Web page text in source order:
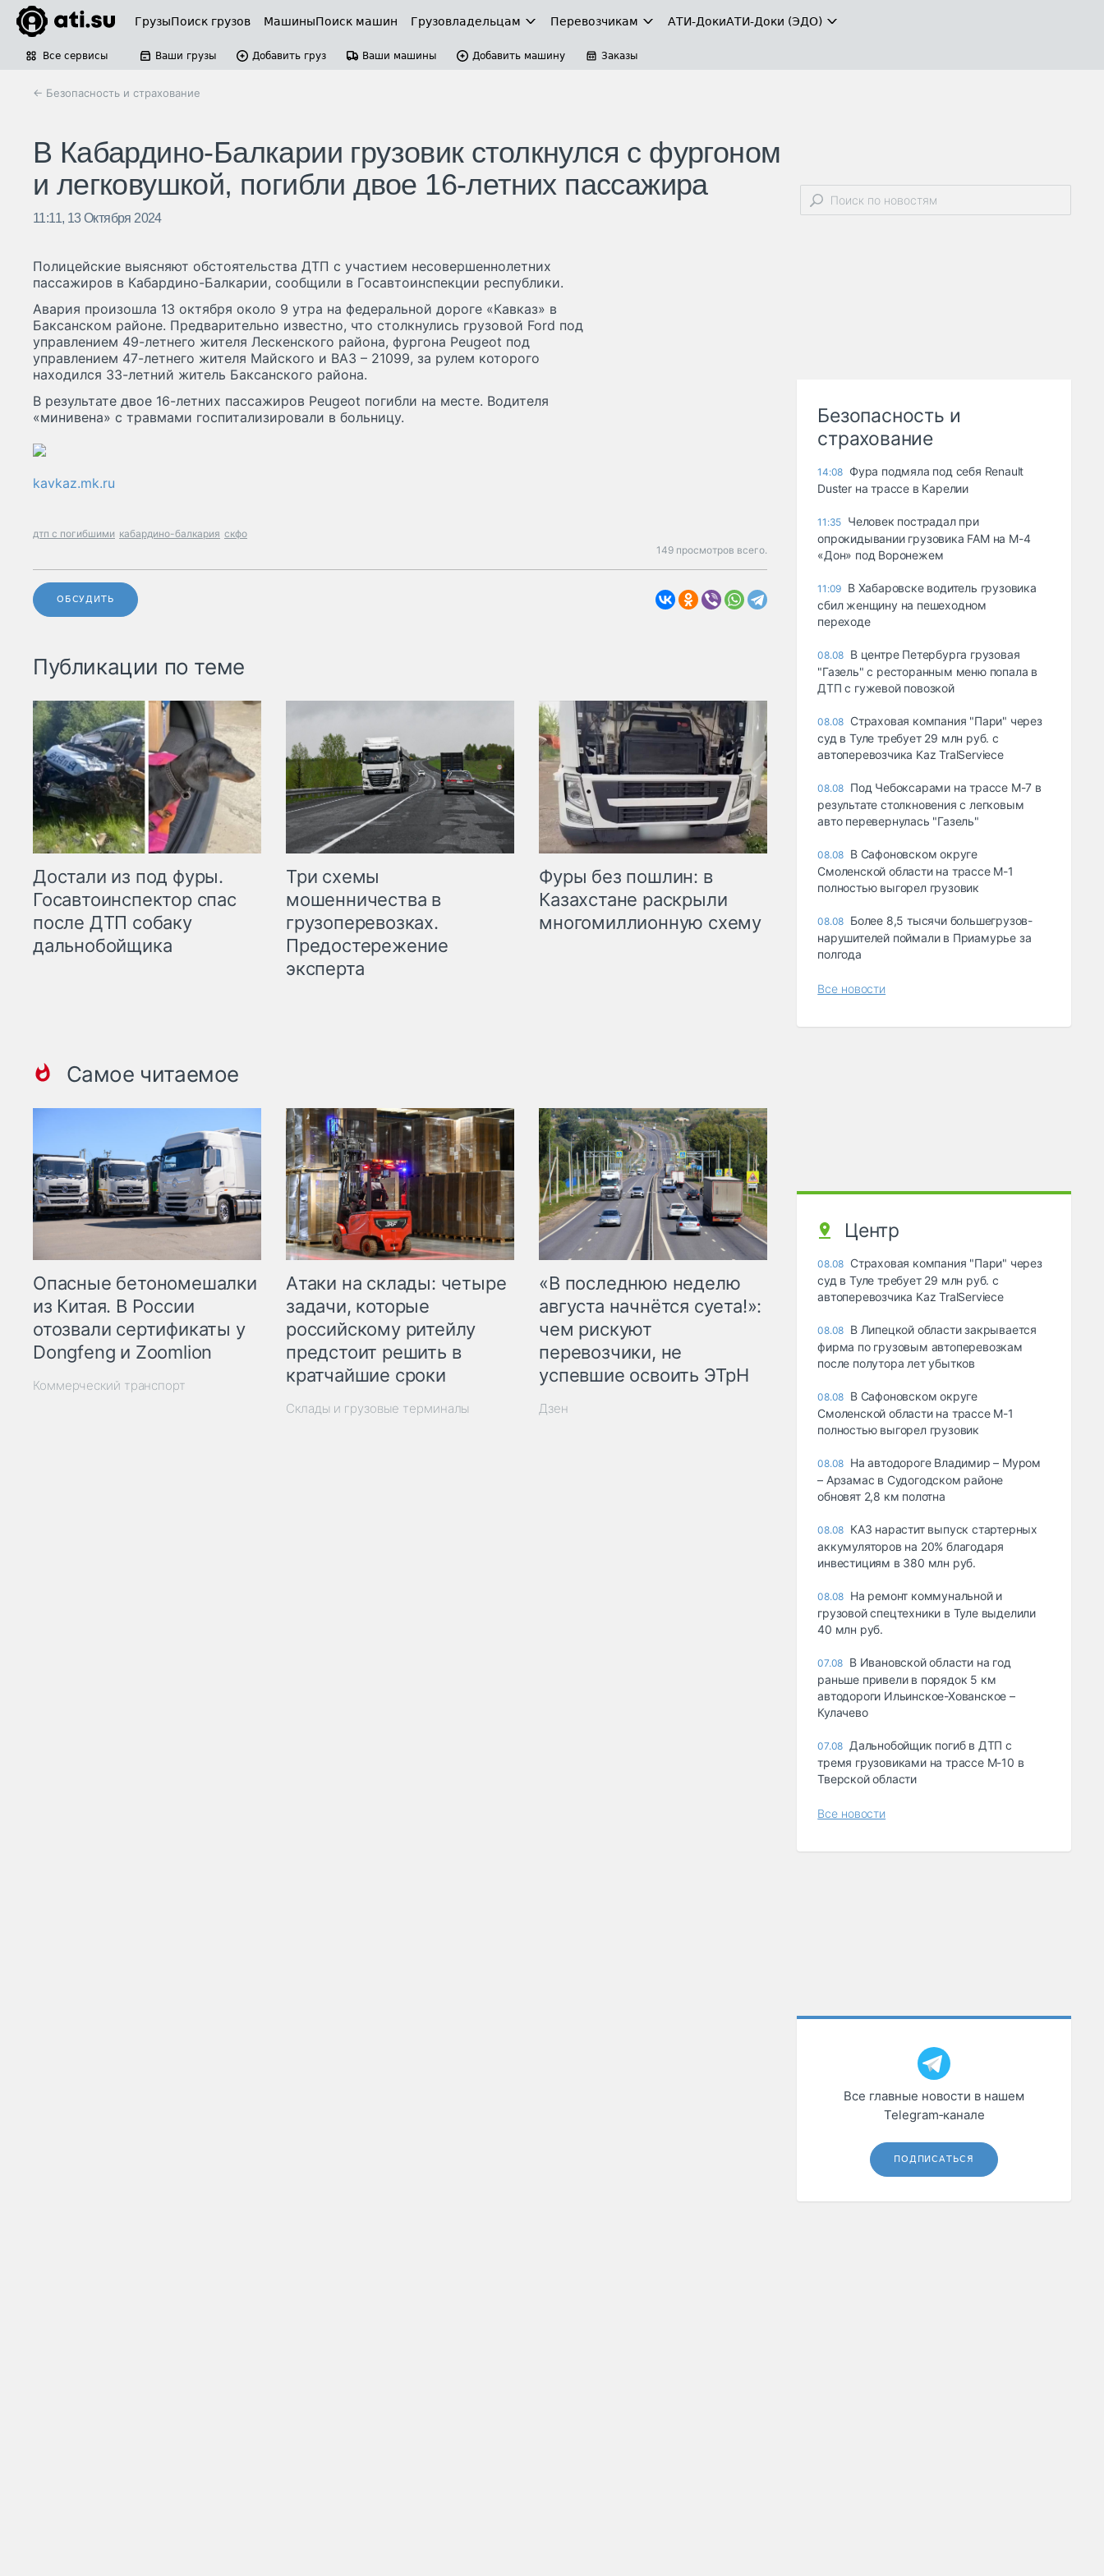
ГрузыПоиск грузов МашиныПоиск машин Грузовладельцам Перевозчикам АТИ-ДокиАТИ-Доки (ЭДО)
Все сервисы Ваши грузы Добавить груз Ваши машины Добавить машину Заказы
← Безопасность и страхование
В Кабардино-Балкарии грузовик столкнулся с фургоном
и легковушкой, погибли двое 16-летних пассажира
11:11, 13 Октября 2024
Полицейские выясняют обстоятельства ДТП с участием несовершеннолетних
пассажиров в Кабардино-Балкарии, сообщили в Госавтоинспекции республики.
Авария произошла 13 октября около 9 утра на федеральной дороге «Кавказ» в
Баксанском районе. Предварительно известно, что столкнулись грузовой Ford под
управлением 49-летнего жителя Лескенского района, фургона Peugeot под
управлением 47-летнего жителя Майского и ВАЗ – 21099, за рулем которого
находился 33-летний житель Баксанского района.
В результате двое 16-летних пассажиров Peugeot погибли на месте. Водителя
«минивена» с травмами госпитализировали в больницу.
kavkaz.mk.ru
дтп с погибшими кабардино-балкария скфо
149 просмотров всего.
ОБСУДИТЬ
Публикации по теме
Достали из под фуры.
Госавтоинспектор спас
после ДТП собаку
дальнобойщика
Три схемы
мошенничества в
грузоперевозках.
Предостережение
эксперта
Фуры без пошлин: в
Казахстане раскрыли
многомиллионную схему
Самое читаемое
Опасные бетономешалки
из Китая. В России
отозвали сертификаты у
Dongfeng и Zoomlion
Коммерческий транспорт
Атаки на склады: четыре
задачи, которые
российскому ритейлу
предстоит решить в
кратчайшие сроки
Склады и грузовые терминалы
«В последнюю неделю
августа начнётся суета!»:
чем рискуют
перевозчики, не
успевшие освоить ЭТрН
Дзен
Безопасность и
страхование
14:08 Фура подмяла под себя Renault
Duster на трассе в Карелии
11:35 Человек пострадал при
опрокидывании грузовика FAM на М-4
«Дон» под Воронежем
11:09 В Хабаровске водитель грузовика
сбил женщину на пешеходном
переходе
08.08 В центре Петербурга грузовая
"Газель" с ресторанным меню попала в
ДТП с гужевой повозкой
08.08 Страховая компания "Пари" через
суд в Туле требует 29 млн руб. с
автоперевозчика Kaz TralServiece
08.08 Под Чебоксарами на трассе М-7 в
результате столкновения с легковым
авто перевернулась "Газель"
08.08 В Сафоновском округе
Смоленской области на трассе М-1
полностью выгорел грузовик
08.08 Более 8,5 тысячи большегрузов-
нарушителей поймали в Приамурье за
полгода
Все новости
Центр
08.08 Страховая компания "Пари" через
суд в Туле требует 29 млн руб. с
автоперевозчика Kaz TralServiece
08.08 В Липецкой области закрывается
фирма по грузовым автоперевозкам
после полутора лет убытков
08.08 В Сафоновском округе
Смоленской области на трассе М-1
полностью выгорел грузовик
08.08 На автодороге Владимир – Муром
– Арзамас в Судогодском районе
обновят 2,8 км полотна
08.08 КАЗ нарастит выпуск стартерных
аккумуляторов на 20% благодаря
инвестициям в 380 млн руб.
08.08 На ремонт коммунальной и
грузовой спецтехники в Туле выделили
40 млн руб.
07.08 В Ивановской области на год
раньше привели в порядок 5 км
автодороги Ильинское-Хованское –
Кулачево
07.08 Дальнобойщик погиб в ДТП с
тремя грузовиками на трассе М-10 в
Тверской области
Все новости
Все главные новости в нашем
Telegram‑канале
ПОДПИСАТЬСЯ